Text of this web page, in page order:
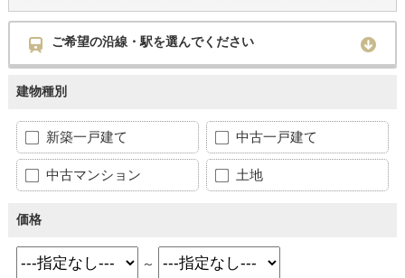
ご希望の沿線・駅を選んでください
建物種別
新築一戸建て 中古一戸建て
中古マンション 土地
価格
～